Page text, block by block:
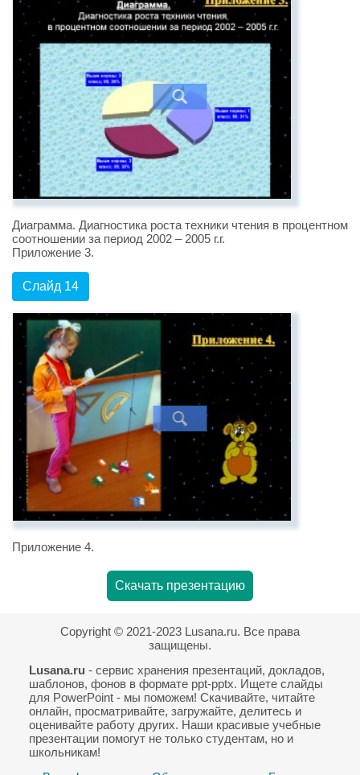
Диаграмма. Диагностика роста техники чтения в процентном
соотношении за период 2002 – 2005 г.г.
Приложение 3.
Слайд 14
Приложение 4.
Скачать презентацию
Copyright © 2021-2023 Lusana.ru. Все права
защищены.
Lusana.ru - сервис хранения презентаций, докладов,
шаблонов, фонов в формате ppt-pptx. Ищете слайды
для PowerPoint - мы поможем! Скачивайте, читайте
онлайн, просматривайте, загружайте, делитесь и
оценивайте работу других. Наши красивые учебные
презентации помогут не только студентам, но и
школьникам!